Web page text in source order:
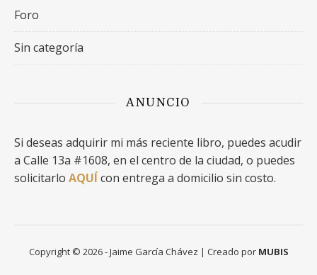
Foro
Sin categoría
ANUNCIO
Si deseas adquirir mi más reciente libro, puedes acudir
a Calle 13a #1608, en el centro de la ciudad, o puedes
solicitarlo AQUÍcon entrega a domicilio sin costo.
Copyright © 2026 - Jaime García Chávez | Creado por MUBIS